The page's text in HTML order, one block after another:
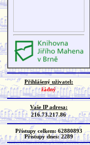
Přihlášený uživatel:
žádný
Vaše IP adresa:
216.73.217.86
Přístupy celkem: 62880893
Přístupy dnes: 2289